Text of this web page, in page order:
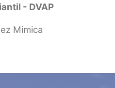
- DVAP
Mimica